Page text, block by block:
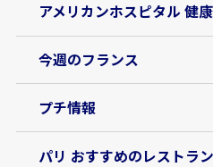
アメリカンホスピタル 健
今週のフランス
プチ情報
パリ おすすめのレストラ